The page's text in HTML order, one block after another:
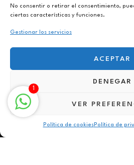
No consentir o retirar el consentimiento,
ciertas características y funciones.
Gestionar los servicios
ACEPTAR
DENEGAR
VER
Política de cookiesPolítica de
Política de privacidad
Política de cookies
Terapia contra fobias en
1